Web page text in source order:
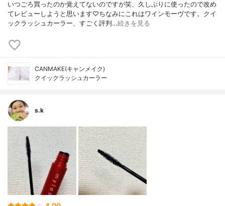
いつごろ買ったのか覚えてないのですが笑、久しぶりに使ったので改め
てレビューしようと思います♡ちなみにこれはワインモーヴです。クイ
ックラッシュカーラー、すごく評判…続きを見る
CANMAKE(キャンメイク)
クイックラッシュカーラー
s.k